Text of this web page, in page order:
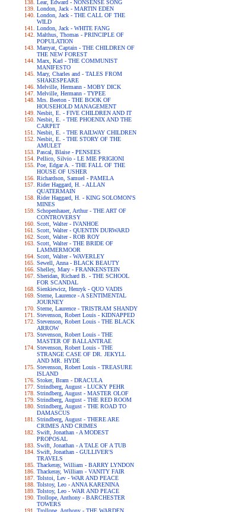
Lear, Edward - NONSENSE SONG
London, Jack - MARTIN EDEN
London, Jack - THE CALL OF THE
WILD
London, Jack - WHITE FANG
Malthus, Thomas - PRINCIPLE OF
POPULATION
Marryat, Captain - THE CHILDREN OF
THE NEW FOREST
Marx, Karl - THE COMMUNIST
MANIFESTO
Mary, Charles and - TALES FROM
SHAKESPEARE
Melville, Hermann - MOBY DICK
Melville, Hermann - TYPEE
Mrs. Beeton - THE BOOK OF
HOUSEHOLD MANAGEMENT
Nesbit, E. - FIVE CHILDREN AND IT
Nesbit, E. - THE PHOENIX AND THE
CARPET
Nesbit, E. - THE RAILWAY CHILDREN
Nesbit, E. - THE STORY OF THE
AMULET
Pascal, Blaise - PENSEES
Pellico, Silvio - LE MIE PRIGIONI
Poe, Edgar A. - THE FALL OF THE
HOUSE OF USHER
Richardson, Samuel - PAMELA
Rider Haggard, H. - ALLAN
QUATERMAIN
Rider Haggard, H. - KING SOLOMON'S
MINES
Schopenhauer, Arthur - THE ART OF
CONTROVERSY
Scott, Walter - IVANHOE
Scott, Walter - QUENTIN DURWARD
Scott, Walter - ROB ROY
Scott, Walter - THE BRIDE OF
LAMMERMOOR
Scott, Walter - WAVERLEY
Sewell, Anna - BLACK BEAUTY
Shelley, Mary - FRANKENSTEIN
Sheridan, Richard B. - THE SCHOOL
FOR SCANDAL
Sienkiewicz, Henryk - QUO VADIS
Sterne, Laurence - A SENTIMENTAL
JOURNEY
Sterne, Laurence - TRISTRAM SHANDY
Stevenson, Robert Louis - KIDNAPPED
Stevenson, Robert Louis - THE BLACK
ARROW
Stevenson, Robert Louis - THE
MASTER OF BALLANTRAE
Stevenson, Robert Louis - THE
STRANGE CASE OF DR. JEKYLL
AND MR. HYDE
Stevenson, Robert Louis - TREASURE
ISLAND
Stoker, Bram - DRACULA
Strindberg, August - LUCKY PEHR
Strindberg, August - MASTER OLOF
Strindberg, August - THE RED ROOM
Strindberg, August - THE ROAD TO
DAMASCUS
Strindberg, August - THERE ARE
CRIMES AND CRIMES
Swift, Jonathan - A MODEST
PROPOSAL
Swift, Jonathan - A TALE OF A TUB
Swift, Jonathan - GULLIVER'S
TRAVELS
Thackeray, William - BARRY LYNDON
Thackeray, William - VANITY FAIR
Tolstoi, Lev - WAR AND PEACE
Tolstoy, Leo - ANNA KARENINA
Tolstoy, Leo - WAR AND PEACE
Trollope, Anthony - BARCHESTER
TOWERS
Trollope, Anthony - THE WARDEN